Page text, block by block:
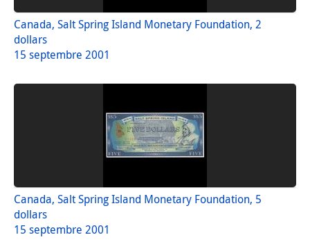
Canada, Salt Spring Island Monetary Foundation, 2
dollars
15 septembre 2001
Canada, Salt Spring Island Monetary Foundation, 5
dollars
15 septembre 2001